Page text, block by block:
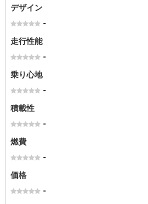
デザイン
-
走行性能
-
乗り心地
-
積載性
-
燃費
-
価格
-